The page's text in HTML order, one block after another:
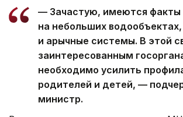
— Зачастую, имеются факты
на небольших
и арычные системы. В этой
заинтересованным
необходимо усилить
родителей и детей, —
министр.